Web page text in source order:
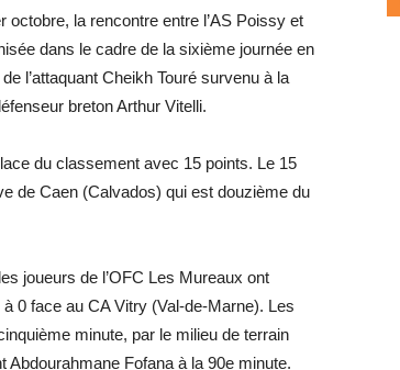
octobre, la rencontre entre l’AS Poissy et
dans le cadre de la sixième journée en
l’attaquant Cheikh Touré survenu à la
breton Arthur Vitelli.
du classement avec 15 points. Le 15
de Caen (Calvados) qui est douzième du
joueurs de l’OFC Les Mureaux ont
0 face au CA Vitry (Val-de-Marne). Les
minute, par le milieu de terrain
Abdourahmane Fofana à la 90e minute.